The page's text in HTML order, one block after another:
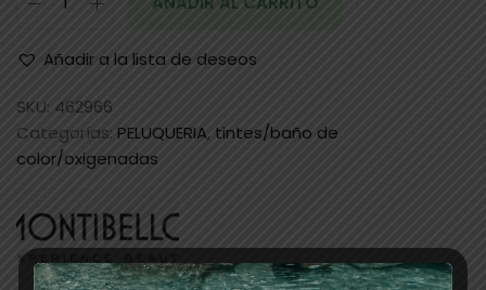
Añadir a la lista de deseos
SKU: 462966
Categorías: PELUQUERIA, tintes/baño de
color/oxigenadas